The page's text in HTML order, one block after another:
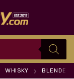
WHISKY BLENDED